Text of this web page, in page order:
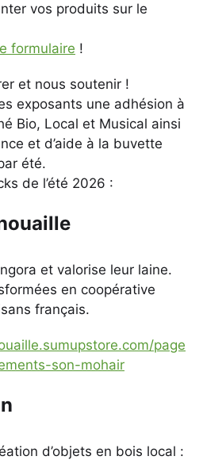
vos produits sur le
formulaire !
et nous soutenir !
exposants une adhésion à
Bio, Local et Musical ainsi
et d’aide à la buvette
été.
de l’été 2026 :
et valorise leur laine.
en coopérative
français.
page
son-mohair
d’objets en bois local :